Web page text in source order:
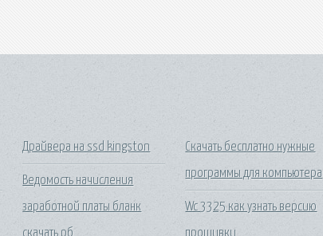
Драйвера на ssd kingston
Ведомость начисления
заработной платы бланк
Скачать бесплатно нужные
программы для компьютера
Wc 3325 как узнать версию